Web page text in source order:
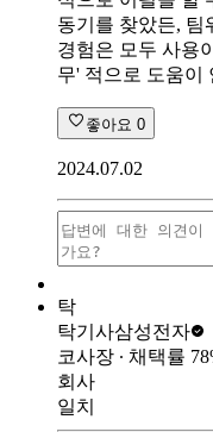
동기를 찾았든, 팀
경험은 모두 사용
무' 적으로 도움이
좋아요 0
2024.07.02
탁
탁기사삼성전자
코사장 ∙ 채택률 78
회사
일치